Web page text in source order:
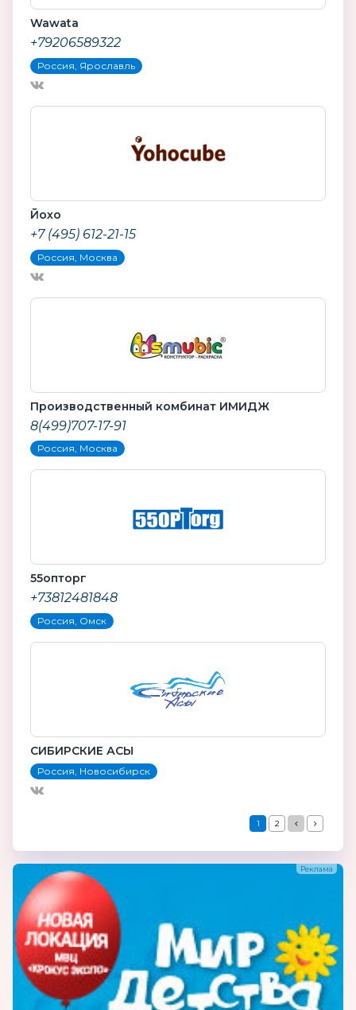
Wawata
+79206589322
Россия, Ярославль
Йохо
+7 (495) 612-21-15
Россия, Москва
Производственный комбинат ИМИДЖ
8(499)707-17-91
Россия, Москва
55опторг
+73812481848
Россия, Омск
СИБИРСКИЕ АСЫ
Россия, Новосибирск
1 2